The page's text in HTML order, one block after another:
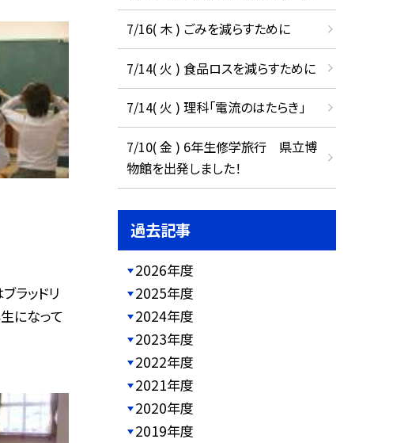
ラッドリ
になって
7/16( 木 ) ごみを減らすために
7/14( 火 ) 食品ロスを減らすために
7/14( 火 ) 理科「電流のはたらき」
7/10( 金 ) 6年生修学旅行 県立博
物館を出発しました！
過去記事
2026年度
2025年度
2024年度
2023年度
2022年度
2021年度
2020年度
2019年度